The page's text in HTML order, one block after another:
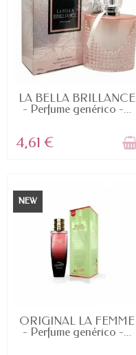
FUERA DE STOCK
LA BELLA BRILLANCE
- Perfume genérico -...
4,61 €
NEW
FUERA DE STOCK
ORIGINAL LA FEMME
- Perfume genérico -...